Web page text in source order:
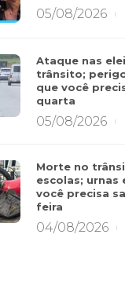
05/08/2026
Ataque nas
trânsito;
que você
quarta
05/08/2026
Morte no
escolas; urnas
você precisa
feira
04/08/2026